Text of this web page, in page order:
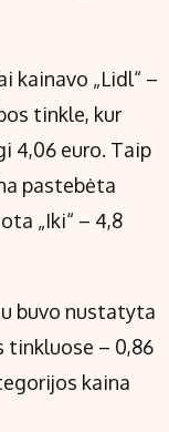
kainavo „Lidl“ –
tinkle, kur
4,06 euro. Taip
pastebėta
„Iki“ – 4,8
buvo nustatyta
tinkluose – 0,86
kaina